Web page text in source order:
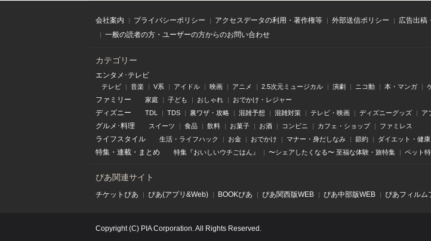
会社案内 プライバシーポリシー アクセスデータの利用・著作権等 外部送信ポリシー
広告出稿
一般の読者の方・ユーザーの方からのお問い合わせ
カテゴリー
エンタメ･テレビ
テレビ 音楽 V系 アイドル 映画 アニメ 2.5次元ミュージカル 演劇 ニコ動 本・マンガ
ファミリー 家庭 子ども おしゃれ おでかけ・レジャー
ディズニー TDL TDS 裏ワザ・攻略 混雑予想 混雑対策 テレビ・映画 ディズニーグッズ ア
グルメ･料理 スイーツ 食品 飲料 お菓子 お酒 コンビニ カフェ・ショップ ファミレス
ライフスタイル 生活・ライフハック お金 おでかけ マナー・身だしなみ 節約 ダイエット・健康
特集 ・ 連載 ・ まとめ 特集『おいしいウチごはん』 〜シェアしたくなる〜 至福な体験・旅特集 ペット
ぴあ関連サイト
チケットぴあ ぴあ(アプリ&Web) BOOKぴあ ぴあ関⻄版WEB ぴあ中部版WEB ぴあフィルム
Copyright (C) PIA Corporation. All Rights Reserved.